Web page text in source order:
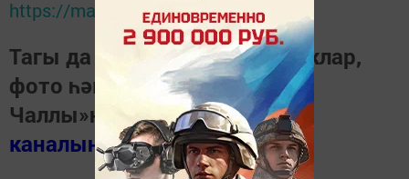
https://max.ru/tatmedia
Тагы да кызыклырак яңалыклар,
фото һәм видеолар «Шәһри
Чаллы»ныңMAX
каналында(язылыгыз).